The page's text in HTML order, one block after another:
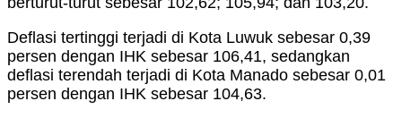
Deflasi tertinggi terjadi di Kota Luwuk sebesar 0,39
persen dengan IHK sebesar 106,41, sedangkan
deflasi terendah terjadi di Kota Manado sebesar 0,01
persen dengan IHK sebesar 104,63.